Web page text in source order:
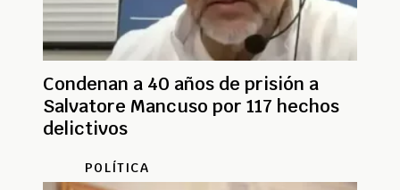
Condenan a 40 años de prisión a
Salvatore Mancuso por 117 hechos
delictivos
POLÍTICA